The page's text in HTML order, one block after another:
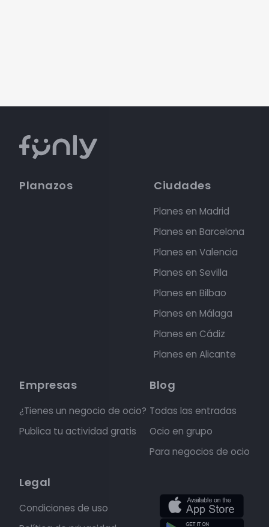
Planazos Ciudades
Planes en Madrid
Planes en Barcelona
Planes en Valencia
Planes en Sevilla
Planes en Bilbao
Planes en Málaga
Planes en Cádiz
Planes en Alicante
Empresas
¿Tienes un negocio de ocio?
Publica tu actividad gratis
Blog
Todas las entradas
Ocio en grupo
Para negocios de ocio
Legal
Condiciones de uso